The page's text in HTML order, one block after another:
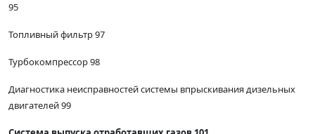
95
Топливный фильтр 97
Турбокомпрессор 98
Диагностика неисправностей системы впрыскивания дизельных
двигателей 99